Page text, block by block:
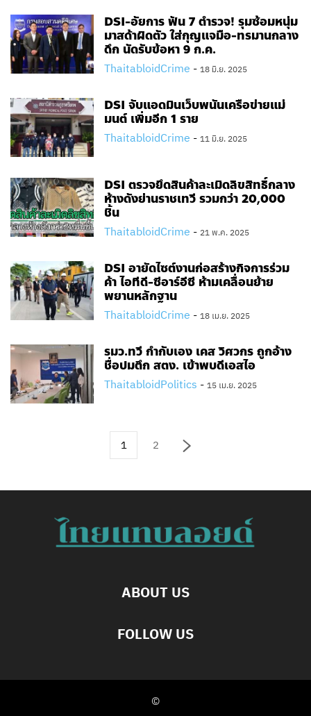
DSI-อัยการ ฟัน 7 ตำรวจ! รุมซ้อมหนุ่ม
มาสด้าผิดตัว ใส่กุญแจมือ-ทรมานกลาง
ดึก นัดรับข้อหา 9 ก.ค.
ThaitabloidCrime - 18 มิ.ย. 2025
DSI จับแอดมินเว็บพนันเครือข่ายแม่
มนต์ เพิ่มอีก 1 ราย
ThaitabloidCrime - 11 มิ.ย. 2025
DSI ตรวจยึดสินค้าละเมิดลิขสิทธิ์กลาง
ห้างดังย่านราชเทวี รวมกว่า 20,000
ชิ้น
ThaitabloidCrime - 21 พ.ค. 2025
DSI อายัดไซต์งานก่อสร้างกิจการร่วม
ค้า ไอทีดี-ซีอาร์อีซี ห้ามเคลื่อนย้าย
พยานหลักฐาน
ThaitabloidCrime - 18 เม.ย. 2025
รมว.ทวี กำกับเอง เคส วิศวกร ถูกอ้าง
ชื่อปมตึก สตง. เข้าพบดีเอสไอ
ThaitabloidPolitics - 15 เม.ย. 2025
1 2
ABOUT US
FOLLOW US
©